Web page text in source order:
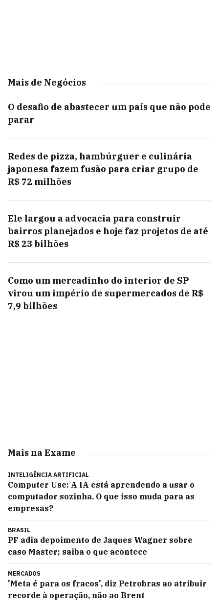
Mais de Negócios
O desafio de abastecer um país que não pode
parar
Redes de pizza, hambúrguer e culinária
japonesa fazem fusão para criar grupo de
R$ 72 milhões
Ele largou a advocacia para construir
bairros planejados e hoje faz projetos de até
R$ 23 bilhões
Como um mercadinho do interior de SP
virou um império de supermercados de R$
7,9 bilhões
Mais na Exame
INTELIGÊNCIA ARTIFICIAL
Computer Use: A IA está aprendendo a usar o
computador sozinha. O que isso muda para as
empresas?
BRASIL
PF adia depoimento de Jaques Wagner sobre
caso Master; saiba o que acontece
MERCADOS
'Meta é para os fracos', diz Petrobras ao atribuir
recorde à operação, não ao Brent